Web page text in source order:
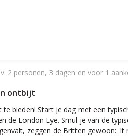
2 personen, 3 dagen en voor 1
ontbijt
bieden! Start je dag met een
London Eye. Smul je van de
zeggen de Britten gewoon: 'It